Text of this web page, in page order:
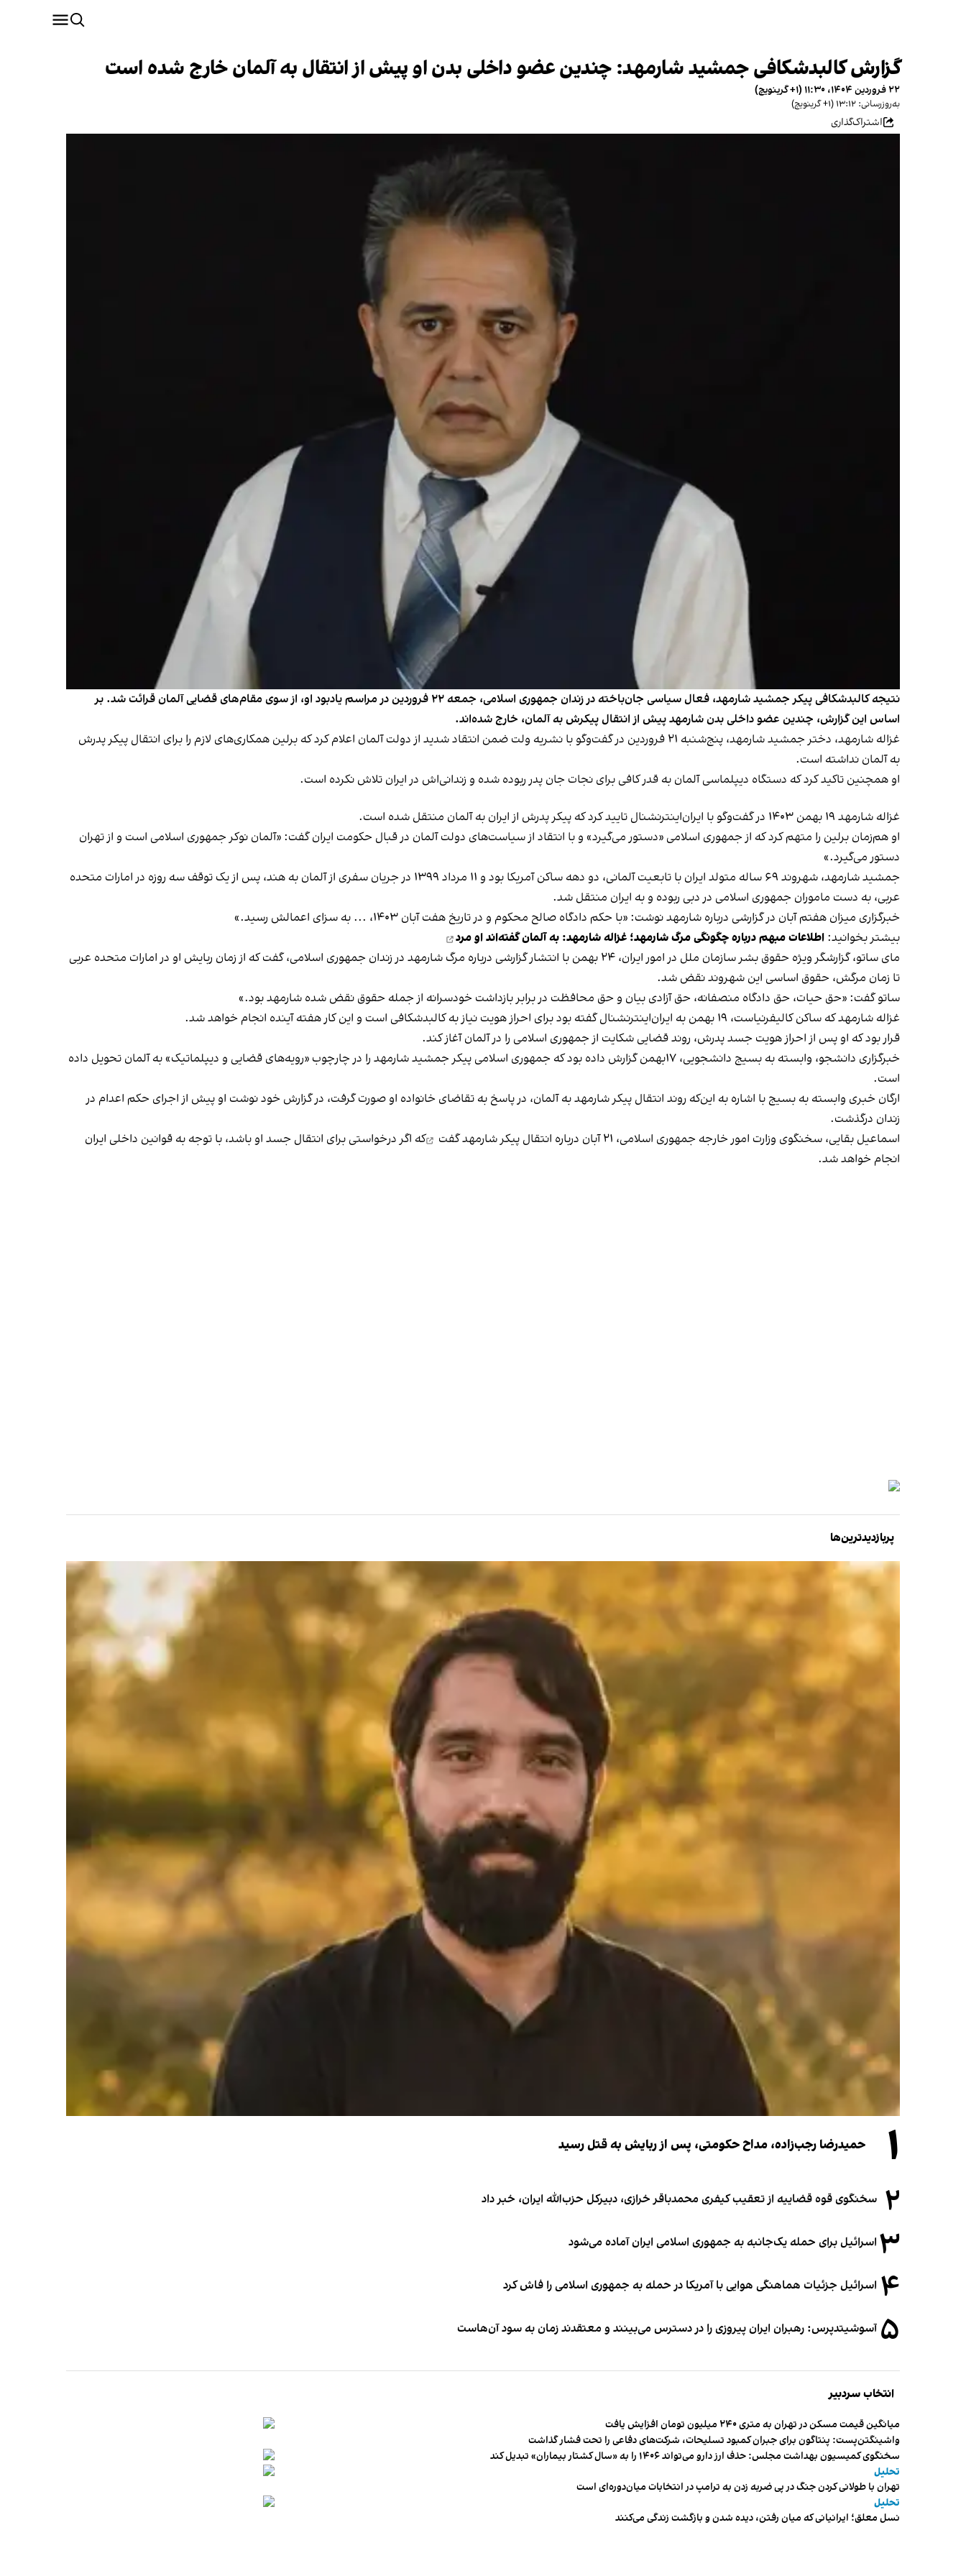
گزارش کالبدشکافی جمشید شارمهد: چندین عضو داخلی بدن او پیش از انتقال به آلمان خارج شده است
۲۲ فروردین ۱۴۰۴، ۱۱:۳۰ (‎+۱ گرینویچ)
به‌روزرسانی: ۱۳:۱۲ (‎+۱ گرینویچ)
اشتراک‌گذاری
نتیجه کالبدشکافی پیکر جمشید شارمهد، فعال سیاسی جان‌باخته در زندان جمهوری اسلامی، جمعه ۲۲ فروردین در مراسم یادبود او، از سوی مقام‌های قضایی آلمان قرائت شد. بر
اساس این گزارش، چندین عضو داخلی بدن شارمهد پیش از انتقال پیکرش به آلمان، خارج شده‌اند.
غزاله شارمهد، دختر جمشید شارمهد، پنج‌شنبه ۲۱ فروردین در گفت‌وگو با نشریه ولت ضمن انتقاد شدید از دولت آلمان اعلام کرد که برلین همکاری‌های لازم را برای انتقال پیکر پدرش
به آلمان نداشته است.
او همچنین تاکید کرد که دستگاه دیپلماسی آلمان به قدر کافی برای نجات جان پدر ربوده شده و زندانی‌اش در ایران تلاش نکرده است.
غزاله شارمهد ۱۹ بهمن ۱۴۰۳ در گفت‌وگو با ایران‌اینترنشنال تایید کرد که پیکر پدرش از ایران به آلمان منتقل شده است.
او هم‌زمان برلین را متهم کرد که از جمهوری اسلامی «دستور می‌گیرد» و با انتقاد از سیاست‌های دولت آلمان در قبال حکومت ایران گفت: «آلمان نوکر جمهوری اسلامی است و از تهران
دستور می‌گیرد.»
جمشید شارمهد، شهروند ۶۹ ساله متولد ایران با تابعیت آلمانی، دو دهه ساکن آمریکا بود و ۱۱ مرداد ۱۳۹۹ در جریان سفری از آلمان به هند، پس از یک توقف سه‌ روزه در امارات متحده
عربی، به دست ماموران جمهوری اسلامی در دبی ربوده و به ایران منتقل شد.
خبرگزاری میزان هفتم آبان در گزارشی درباره شارمهد نوشت: «با حکم دادگاه صالح محکوم و در تاریخ هفت آبان ۱۴۰۳، ... به سزای اعمالش رسید.»
بیشتر بخوانید: اطلاعات مبهم درباره چگونگی مرگ شارمهد؛ غزاله شارمهد: به آلمان گفته‌اند او مرد
مای ساتو، گزارشگر ویژه حقوق بشر سازمان ملل در امور ایران، ۲۴ بهمن با انتشار گزارشی درباره مرگ شارمهد در زندان جمهوری اسلامی، گفت که از زمان ربایش او در امارات متحده عربی
تا زمان مرگش، حقوق اساسی این شهروند نقض شد.
ساتو گفت: «حق حیات، حق دادگاه منصفانه، حق آزادی بیان و حق محافظت در برابر بازداشت خودسرانه از جمله حقوق نقض شده شارمهد بود.»
غزاله شارمهد که ساکن کالیفرنیاست، ۱۹ بهمن به ایران‌اینترنشنال گفته بود برای احراز هویت نیاز به کالبدشکافی است و این کار هفته آینده انجام خواهد شد.
قرار بود که او پس از احراز هویت جسد پدرش، روند قضایی شکایت از جمهوری اسلامی را در آلمان آغاز کند.
خبرگزاری دانشجو، وابسته به بسیج دانشجویی، ۱۷بهمن گزارش داده بود که جمهوری اسلامی پیکر جمشید شارمهد را در چارچوب «رویه‌های قضایی و دیپلماتیک» به آلمان تحویل داده
است.
ارگان خبری وابسته به بسیج با اشاره به این‌که روند انتقال پیکر شارمهد به آلمان، در پاسخ به تقاضای خانواده او صورت گرفت، در گزارش خود نوشت او پیش از اجرای حکم اعدام در
زندان درگذشت.
اسماعیل بقایی، سخنگوی وزارت امور خارجه جمهوری اسلامی، ۲۱ آبان‌ درباره انتقال پیکر شارمهد
گفت
که اگر درخواستی برای انتقال جسد او باشد، با توجه به قوانین داخلی ایران
انجام خواهد شد.
پربازدیدترین‌ها
۱ حمیدرضا رجب‌زاده، مداح حکومتی، پس از ربایش به قتل رسید
۲ سخنگوی قوه قضاییه از تعقیب کیفری محمدباقر خرازی، دبیر‌کل حزب‌الله ایران، خبر داد
۳ اسرائیل برای حمله یک‌جانبه به جمهوری اسلامی ایران آماده می‌شود
۴ اسرائیل جزئیات هماهنگی هوایی با آمریکا در حمله به جمهوری اسلامی را فاش کرد
۵ آسوشیتدپرس: رهبران ایران پیروزی را در دسترس می‌بینند و معتقدند زمان به سود آن‌هاست
انتخاب سردبیر
میانگین قیمت مسکن در تهران به متری ۲۴۰ میلیون تومان افزایش یافت
واشینگتن‌پست: پنتاگون برای جبران کمبود تسلیحات، شرکت‌های دفاعی را تحت فشار گذاشت
سخنگوی کمیسیون بهداشت مجلس: حذف ارز دارو می‌تواند ۱۴۰۶ را به «سال کشتار بیماران» تبدیل کند
تحلیل
تهران با طولانی کردن جنگ در پی ضربه زدن به ترامپ در انتخابات میان‌دوره‌ای است
تحلیل
نسل معلق؛ ایرانیانی که میان رفتن، دیده شدن و بازگشت زندگی می‌کنند